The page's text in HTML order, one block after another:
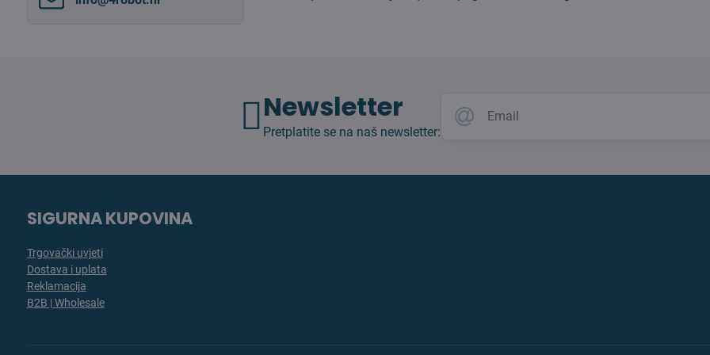
Newsletter
Pretplatite se na naš newsletter:
SIGURNA KUPOVINA
Trgovački uvjeti
Dostava i uplata
Reklamacija
B2B | Wholesale